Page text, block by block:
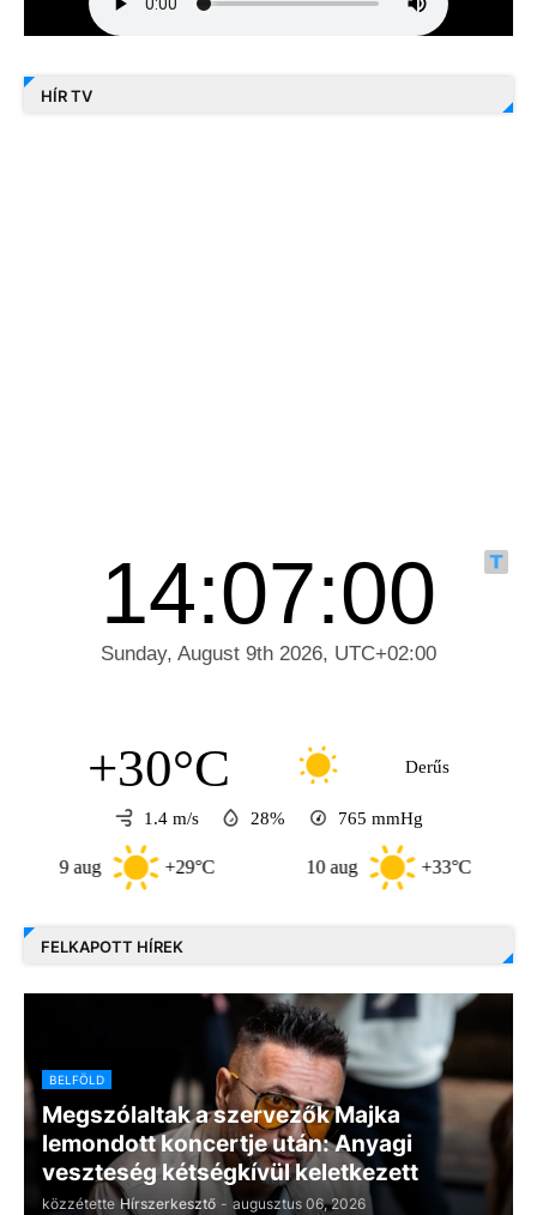
HÍR TV
+30°C Derűs
1.4 m/s 28% 765 mmHg
+29°C +33°C
FELKAPOTT HÍREK
BELFÖLD
Megszólaltak a szervezők Majka
lemondott koncertje után: Anyagi
veszteség kétségkívül keletkezett
közzétette Hírszerkesztő - augusztus 06, 2026